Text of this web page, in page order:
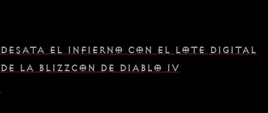
DESATA EL INFIERNO CON EL LOTE DIGITAL
DE LA BLIZZCON DE DIABLO IV